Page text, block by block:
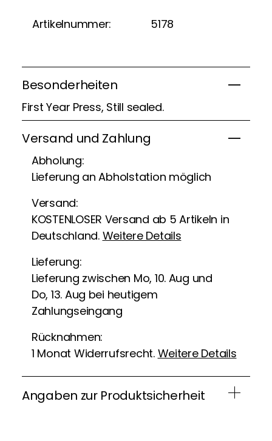
Artikelnummer: 5178
Besonderheiten
First Year Press, Still sealed.
Versand und Zahlung
Abholung:
Lieferung an Abholstation möglich
Versand:
KOSTENLOSER Versand ab 5 Artikeln in
Deutschland. Weitere Details
Lieferung:
Lieferung zwischen Mo, 10. Aug und
Do, 13. Aug bei heutigem
Zahlungseingang
Rücknahmen:
1 Monat Widerrufsrecht. Weitere Details
Angaben zur Produktsicherheit